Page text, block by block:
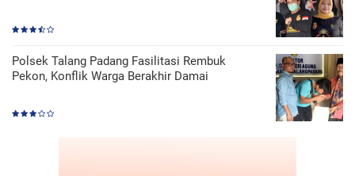
Polsek Talang Padang Fasilitasi Rembuk
Pekon, Konflik Warga Berakhir Damai